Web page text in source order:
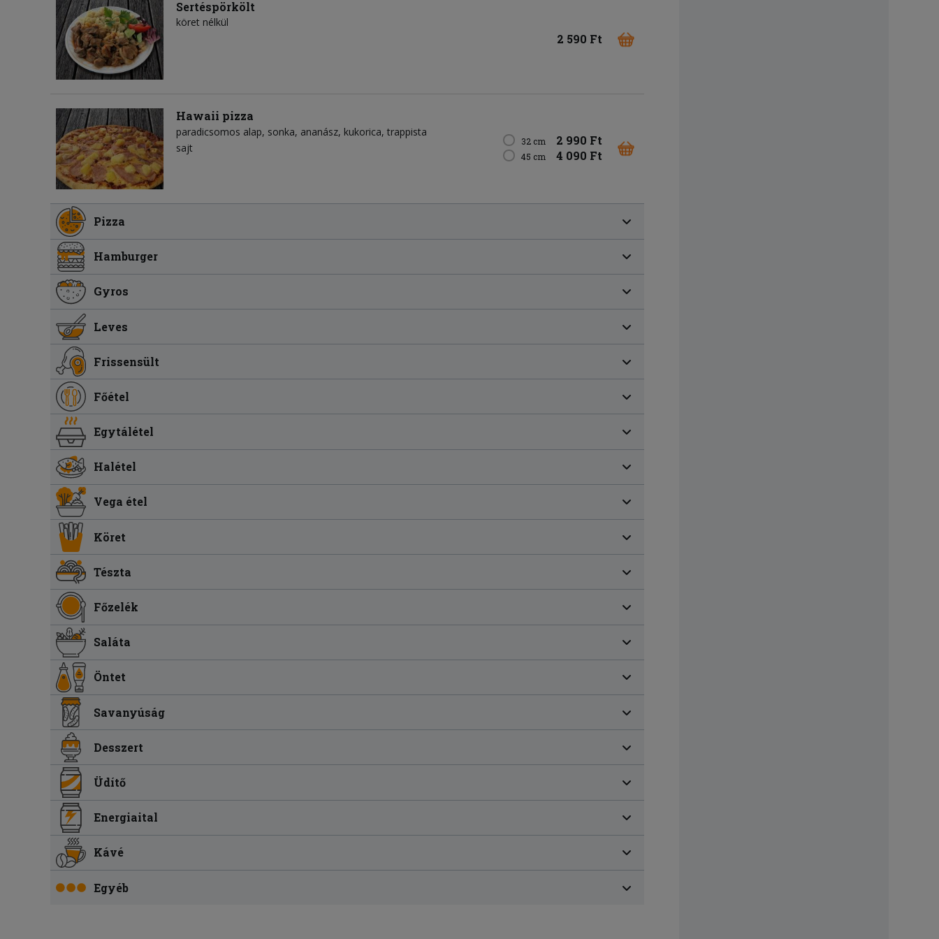
Sertéspörkölt
köret nélkül
2 590 Ft
Hawaii pizza
paradicsomos alap sonka ananász kukorica trappista
sajt
32 cm 2 990 Ft
45 cm 4 090 Ft
Pizza
Hamburger
Gyros
Leves
Frissensült
Főétel
Egytálétel
Halétel
Vega étel
Köret
Tészta
Főzelék
Saláta
Öntet
Savanyúság
Desszert
Üdítő
Energiaital
Kávé
Egyéb